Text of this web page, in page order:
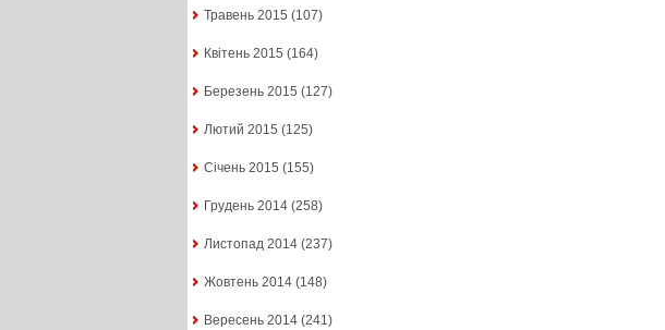
Травень 2015 (107)
Квітень 2015 (164)
Березень 2015 (127)
Лютий 2015 (125)
Січень 2015 (155)
Грудень 2014(258)
Листопад 2014(237)
Жовтень 2014(148)
Вересень 2014(241)